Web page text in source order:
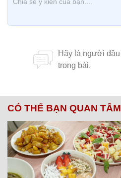
CÓ THỂ BẠN QUAN TÂM